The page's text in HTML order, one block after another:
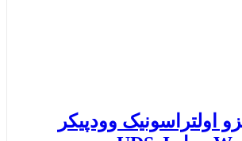
اولتراسونیک وودپیکر